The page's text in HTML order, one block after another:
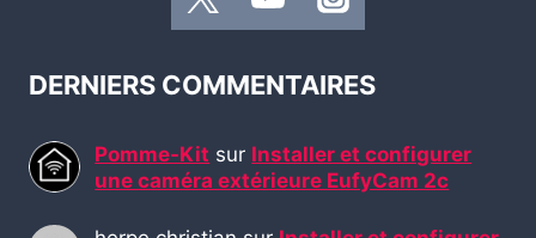
DERNIERS COMMENTAIRES
Pomme-Kit sur Installer et configurer
une caméra extérieure EufyCam 2c